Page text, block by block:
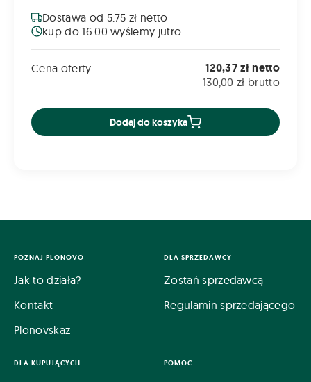
Dostawa od 5.75 zł netto
kup do 16:00 wyślemy jutro
Cena oferty 120,37 zł netto
130,00 zł brutto
Dodaj do koszyka
POZNAJ PLONOVO
Jak to działa?
Kontakt
Plonovskaz
DLA SPRZEDAWCY
Zostań sprzedawcą
Regulamin sprzedającego
DLA KUPUJĄCYCH POMOC